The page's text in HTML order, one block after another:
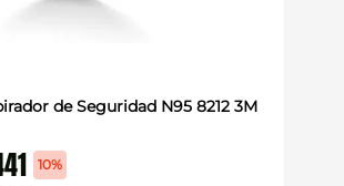
de Seguridad N95 8212 3M
10%